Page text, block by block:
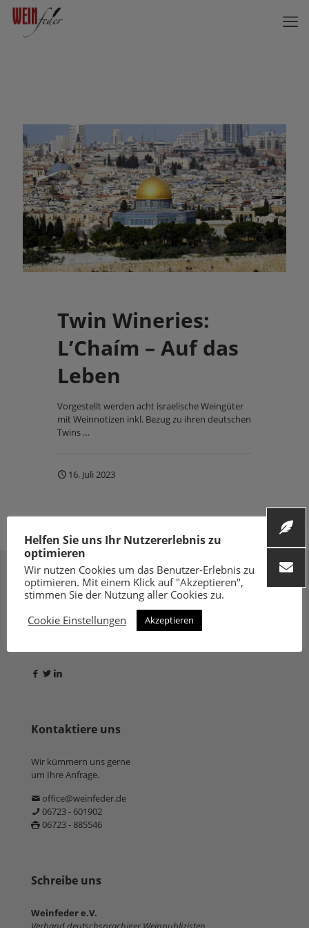
Twin Wineries:
L’Chaím – Auf das
Leben
Vorgestellt werden acht israelische Weingüter
mit Weinnotizen inkl. Bezug zu ihren deutschen
Twins …
16. Juli 2023
Kontaktiere uns
Wir kümmern uns gerne
um Ihre Anfrage.
office@weinfeder.de
06723 - 601902
06723 - 885546
Schreibe uns
Weinfeder e.V.
Helfen Sie uns Ihr Nutzererlebnis zu
optimieren
Wir nutzen Cookies um das Benutzer-Erlebnis zu
optimieren. Mit einem Klick auf "Akzeptieren",
stimmen Sie der Nutzung aller Cookies zu.
Cookie Einstellungen
Akzeptieren